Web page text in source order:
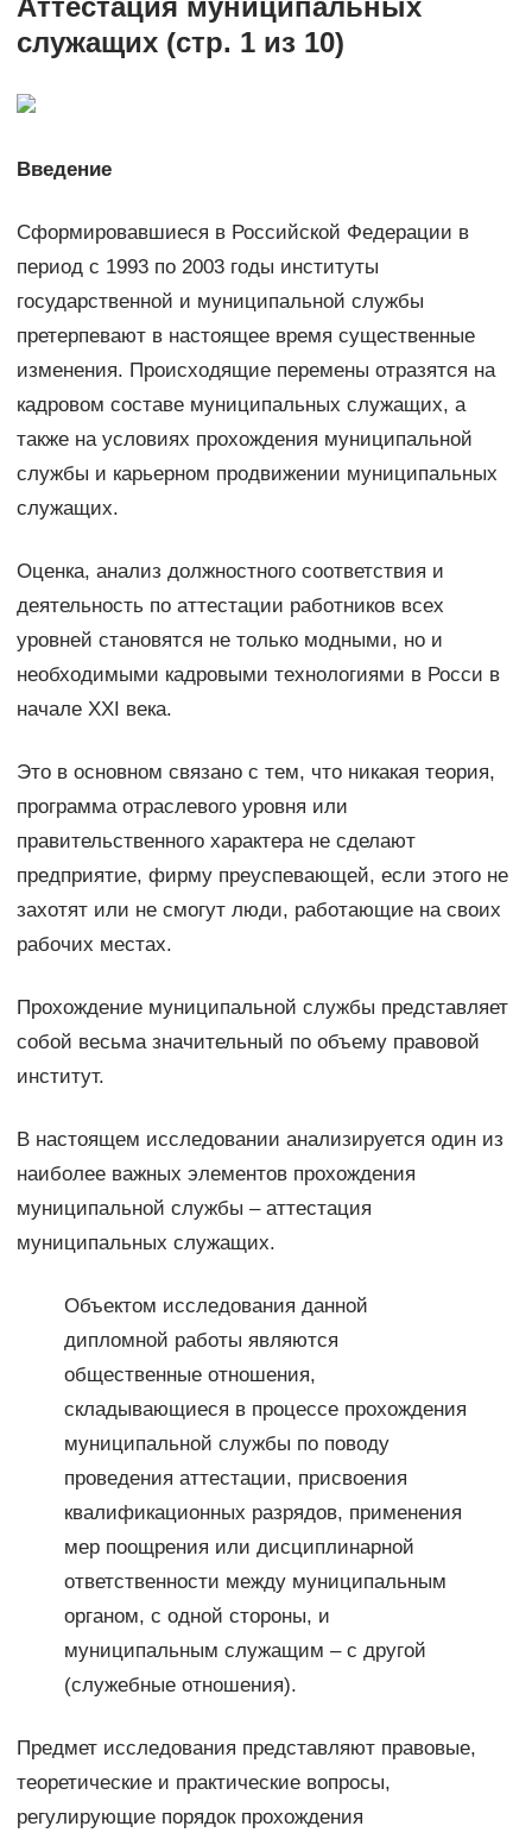
Аттестация муниципальных
служащих (стр. 1 из 10)
Введение
Сформировавшиеся в Российской Федерации в
период с 1993 по 2003 годы институты
государственной и муниципальной службы
претерпевают в настоящее время существенные
изменения. Происходящие перемены отразятся на
кадровом составе муниципальных служащих, а
также на условиях прохождения муниципальной
службы и карьерном продвижении муниципальных
служащих.
Оценка, анализ должностного соответствия и
деятельность по аттестации работников всех
уровней становятся не только модными, но и
необходимыми кадровыми технологиями в Росси в
начале XXI века.
Это в основном связано с тем, что никакая теория,
программа отраслевого уровня или
правительственного характера не сделают
предприятие, фирму преуспевающей, если этого не
захотят или не смогут люди, работающие на своих
рабочих местах.
Прохождение муниципальной службы представляет
собой весьма значительный по объему правовой
институт.
В настоящем исследовании анализируется один из
наиболее важных элементов прохождения
муниципальной службы – аттестация
муниципальных служащих.
Объектом исследования данной
дипломной работы являются
общественные отношения,
складывающиеся в процессе прохождения
муниципальной службы по поводу
проведения аттестации, присвоения
квалификационных разрядов, применения
мер поощрения или дисциплинарной
ответственности между муниципальным
органом, с одной стороны, и
муниципальным служащим – с другой
(служебные отношения).
Предмет исследования представляют правовые,
теоретические и практические вопросы,
регулирующие порядок прохождения